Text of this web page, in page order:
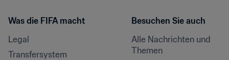
Was die FIFA macht
Legal
Transfersystem
Besuchen Sie auch
Alle Nachrichten und
Themen